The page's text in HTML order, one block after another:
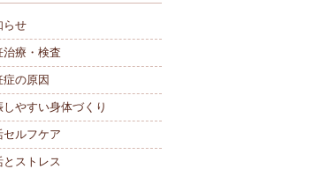
らせ
治療・検査
症の原因
しやすい身体づくり
セルフケア
とストレス